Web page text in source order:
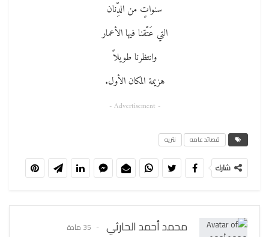
سنواتٍ من الدِّنان
التي عَتّقنا فيها الأعمار
وانتظرنا طويلاً
هزيمة المكان الأول.
- Advertisement -
قصائد عامه نثريه
شارك
محمد أحمد الحارثي 35 مادة